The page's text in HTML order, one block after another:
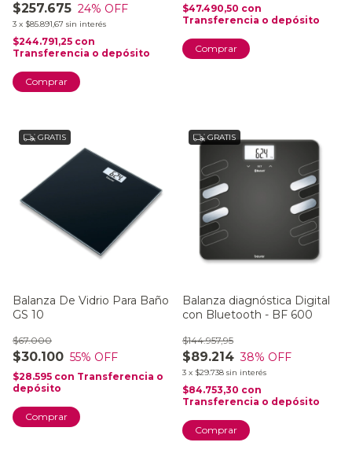
$257.675 24% OFF
3 x $85.891,67 sin interés
$244.791,25 con
Transferencia o depósito
$47.490,50 con
Transferencia o depósito
GRATIS
Balanza De Vidrio Para Baño
GS 10
$30.100
$67.000
55% OFF
$28.595 con Transferencia o
depósito
Comprar
GRATIS
Balanza diagnóstica Digital
con Bluetooth - BF 600
$89.214
$144.957,95
38% OFF
3 x $29.738 sin interés
$84.753,30 con
Transferencia o depósito
Comprar